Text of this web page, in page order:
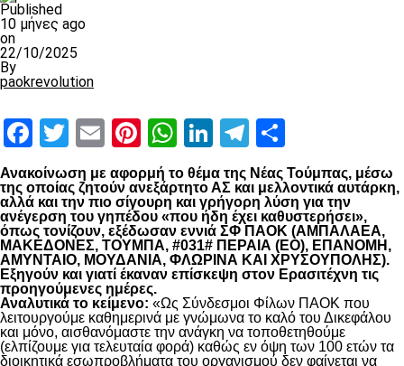
Published
10 μήνες ago
on
22/10/2025
By
paokrevolution
Facebook
Twitter
EmailPinterest
WhatsApp
LinkedIn
Telegram
Ανακοίνωση με αφορμή το θέμα της Νέας Τούμπας, μέσω
της οποίας ζητούν ανεξάρτητο ΑΣ και μελλοντικά αυτάρκη,
αλλά και την πιο σίγουρη και γρήγορη λύση για την
ανέγερση του γηπέδου «που ήδη έχει καθυστερήσει»,
όπως τονίζουν, εξέδωσαν εννιά ΣΦ ΠΑΟΚ (ΑΜΠΑΛΑΕΑ,
ΜΑΚΕΔΟΝΕΣ, ΤΟΥΜΠΑ, #031# ΠΕΡΑΙΑ (ΕΟ), ΕΠΑΝΟΜΗ,
ΑΜΥΝΤΑΙΟ, ΜΟΥΔΑΝΙΑ, ΦΛΩΡΙΝΑ ΚΑΙ ΧΡΥΣΟΥΠΟΛΗΣ).
Εξηγούν και γιατί έκαναν επίσκεψη στον Ερασιτέχνη τις
προηγούμενες ημέρες.
Αναλυτικά το κείμενο: «Ως Σύνδεσμοι Φίλων ΠΑΟΚ που
λειτουργούμε καθημερινά με γνώμωνα το καλό του Δικεφάλου
και μόνο, αισθανόμαστε την ανάγκη να τοποθετηθούμε
(ελπίζουμε για τελευταία φορά) καθώς εν όψη των 100 ετών τα
διοικητικά εσωπροβλήματα του οργανισμού δεν φαίνεται να